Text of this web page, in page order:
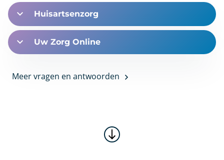
Huisartsenzorg
Uw Zorg Online
Meer vragen en antwoorden